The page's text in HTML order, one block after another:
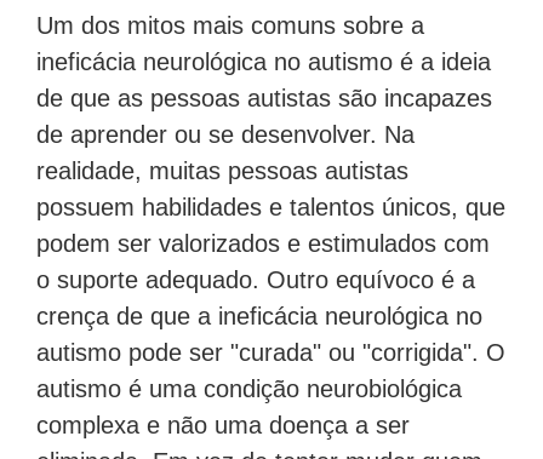
Um dos mitos mais comuns sobre a
ineficácia neurológica no autismo é a ideia
de que as pessoas autistas são incapazes
de aprender ou se desenvolver. Na
realidade, muitas pessoas autistas
possuem habilidades e talentos únicos, que
podem ser valorizados e estimulados com
o suporte adequado. Outro equívoco é a
crença de que a ineficácia neurológica no
autismo pode ser "curada" ou "corrigida". O
autismo é uma condição neurobiológica
complexa e não uma doença a ser